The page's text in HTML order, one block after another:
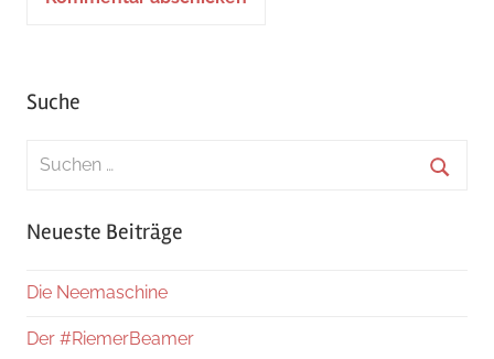
Suche
Suchen
Neueste Beiträge
Die Neemaschine
Der #RiemerBeamer